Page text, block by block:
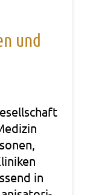
und
in